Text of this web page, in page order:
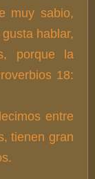
muy sabio,
hablar,
porque la
18:
entre
tienen gran